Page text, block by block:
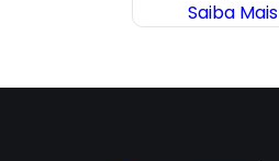
Saiba Mais